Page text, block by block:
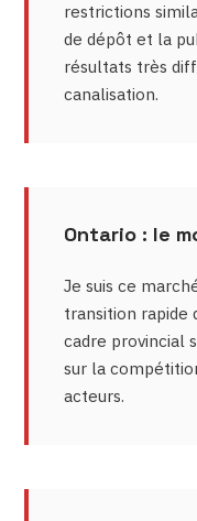
restrictions
de dépôt et la
résultats très
canalisation.
Ontario : le
Je suis ce
transition rapide
cadre provincial
sur la
acteurs.